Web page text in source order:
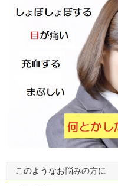
このようなお悩みの方に